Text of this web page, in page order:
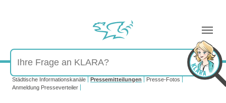
Sie sind hier:
Städtische Informationskanäle Pressemitteilungen
Presse-Fotos
Anmeldung Presseverteiler